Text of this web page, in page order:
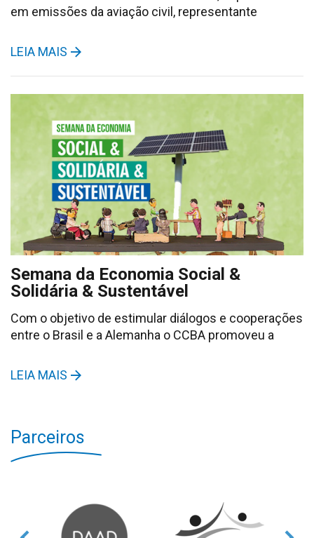
em emissões da aviação civil, representante
LEIA MAIS
Semana da Economia Social &
Solidária & Sustentável
Com o objetivo de estimular diálogos e cooperações
entre o Brasil e a Alemanha o CCBA promoveu a
LEIA MAIS
Parceiros